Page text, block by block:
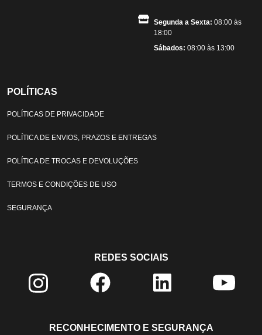
Segunda a Sexta: 08:00 às
18:00
Sábados: 08:00 às 13:00
POLÍTICAS
POLÍTICAS DE PRIVACIDADE
POLÍTICA DE ENVIOS, PRAZOS E ENTREGAS
POLÍTICA DE TROCAS E DEVOLUÇÕES
TERMOS E CONDIÇÕES DE USO
SEGURANÇA
REDES SOCIAIS
RECONHECIMENTO E SEGURANÇA